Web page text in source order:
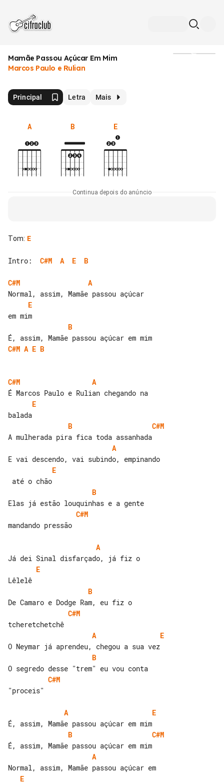
Mamãe Passou Açúcar Em Mim
Marcos Paulo e Rulian
Principal Letra Mais
A B E
Continua depois do anúncio
Tom: E
Intro: C#M A E B
C#M
A
E
B
C#M A E B
C#M
A
E
B
C#M
A
E
B
C#M
mandando pressão
A
E
B
C#M
A
E
B
C#M
"proceis"
A
E
B
C#M
A
E